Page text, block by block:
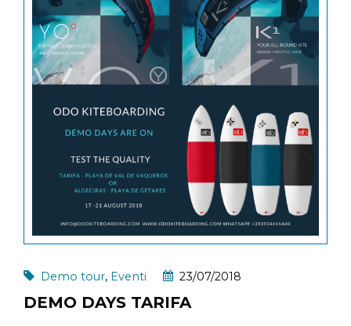
Demo tour, Eventi 23/07/2018
DEMO DAYS TARIFA